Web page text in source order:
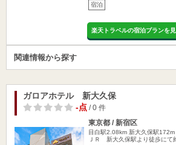
宿泊
楽天トラベルの宿泊プランを
関連情報から探す
ガロアホテル 新大久保
-点/ 0 件
東京都 / 新宿区
目白駅2.08km 新大久保駅172m
ＪＲ 新大久保駅より徒歩にて